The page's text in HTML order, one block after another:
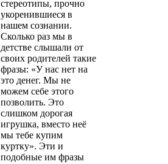
стереотипы, прочно
укоренившиеся в
нашем сознании.
Сколько раз мы в
детстве слышали от
своих родителей такие
фразы: «У нас нет на
это денег. Мы не
можем себе этого
позволить. Это
слишком дорогая
игрушка, вместо неё
мы тебе купим
куртку». Эти и
подобные им фразы